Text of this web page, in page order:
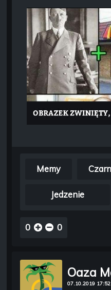
Memy
Jedzenie
0 0
Oaza
07.10.2019 17:52